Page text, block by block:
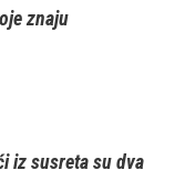
znaju
iz susreta su dva